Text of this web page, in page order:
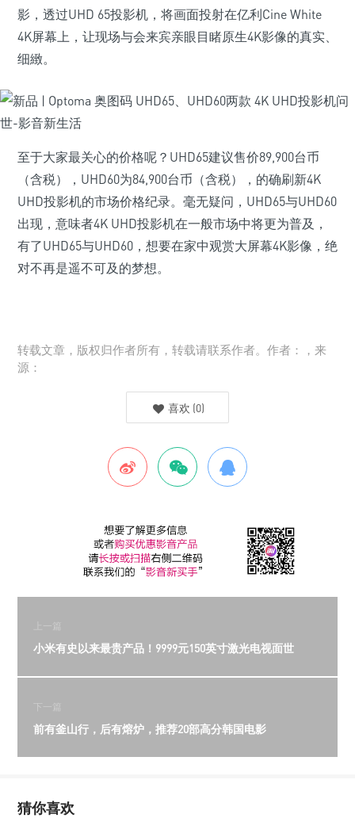
影，透过UHD 65投影机，将画面投射在亿利Cine White
4K屏幕上，让现场与会来宾亲眼目睹原生4K影像的真实、
细緻。
至于大家最关心的价格呢？UHD65建议售价89,900台币
（含税），UHD60为84,900台币（含税），的确刷新4K
UHD投影机的市场价格纪录。毫无疑问，UHD65与UHD60
出现，意味者4K UHD投影机在一般市场中将更为普及，
有了UHD65与UHD60，想要在家中观赏大屏幕4K影像，绝
对不再是遥不可及的梦想。
转载文章，版权归作者所有，转载请联系作者。作者：，来
源：
喜欢 (0)
上一篇
小米有史以来最贵产品！9999元150英寸激光电视面世
下一篇
前有釜山行，后有熔炉，推荐20部高分韩国电影
猜你喜欢